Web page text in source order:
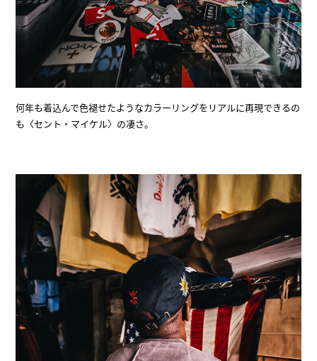
何年も着込んで色褪せたようなカラーリングをリアルに再現できるの
も〈セント・マイケル〉の凄さ。